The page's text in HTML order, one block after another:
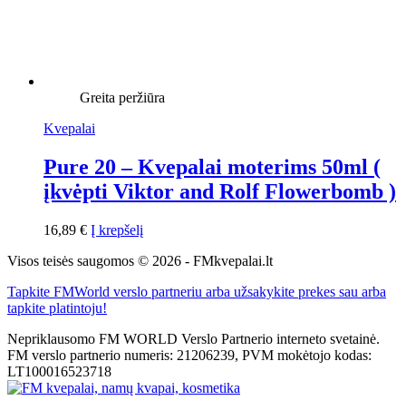
Greita peržiūra
Kvepalai
Pure 20 – Kvepalai moterims 50ml (
įkvėpti Viktor and Rolf Flowerbomb )
16,89 € Į krepšelį
Visos teisės saugomos © 2026 - FMkvepalai.lt
Tapkite FMWorld verslo partneriu arba užsakykite prekes sau arba
tapkite platintoju!
Nepriklausomo FM WORLD Verslo Partnerio interneto svetainė.
FM verslo partnerio numeris: 21206239, PVM mokėtojo kodas:
LT100016523718